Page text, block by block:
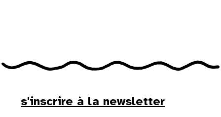
s'inscrire à la newsletter